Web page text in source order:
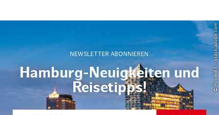
NEWSLETTER ABONNIEREN
Hamburg-Neuigkeiten und
Reisetipps!
© Powell83 – stock.adobe.com